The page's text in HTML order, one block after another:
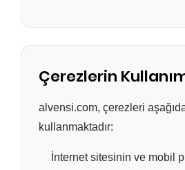
Çerezlerin
alvensi.com, çerezleri
kullanmaktadır:
İnternet sitesinin ve mobil